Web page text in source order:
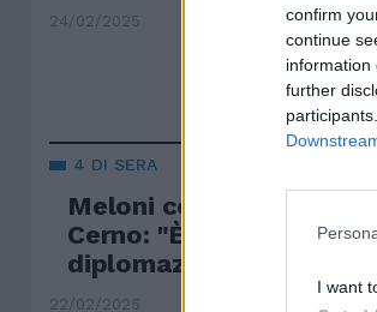
confirm
continue
information
further
I want
24/02/2025
4 DI SERA
Meloni con gli Usa per
Cerno: "È la prima
diplomazia"
22/02/2025